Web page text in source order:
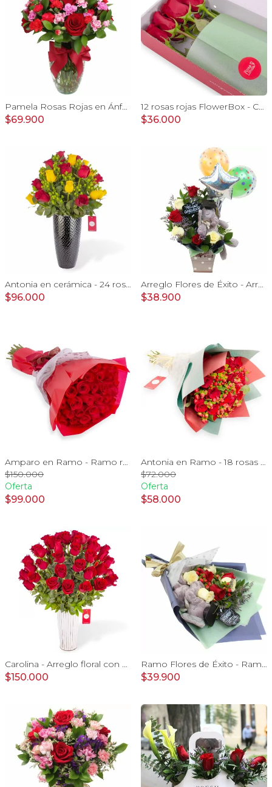
Pamela Rosas Rojas en Ánfora - Florero de vidrio con con rosas rojas y mini claveles fucsias y rojos
$69.900
12 rosas rojas FlowerBox - Caja de flores con 12 rosas ecuatorianas rojas
$36.000
Antonia en cerámica - 24 rosas rojo y amarillo e hypericum
$96.000
Arreglo Flores de Éxito - Arreglo floral para graduaciones con rosas rojas y blancas, peluche de elefante, pizarra y globos
$38.900
Amparo en Ramo - Ramo redondo con 50 ecuatorianas rojo
$150.000
Oferta
$99.000
Antonia en Ramo - 18 rosas ecuatorianas rojo e hypericum
$72.000
Oferta
$58.000
Carolina - Arreglo floral con 50 rosas rojas
$150.000
Ramo Flores de Éxito - Ramo de flores para graduación con rosas rojas y rosas blancas, peluche de elefante y pizarra
$39.900